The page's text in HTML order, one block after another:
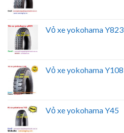
Vỏ xe yokohama Y823
Vỏ xe yokohama Y108
Vỏ xe yokohama Y45